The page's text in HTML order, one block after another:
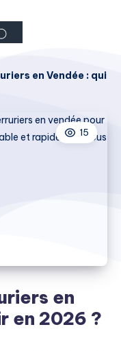
en Vendée : qui
15
en
en 2026 ?